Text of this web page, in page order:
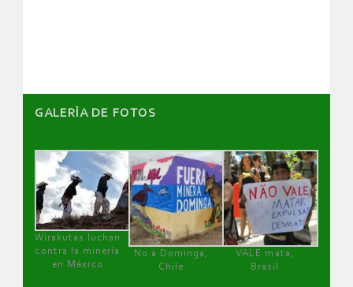
GALERÌA DE FOTOS
Wirakutas luchan
contra la minería
en México
No a Dominga,
Chile
VALE mata,
Brasil